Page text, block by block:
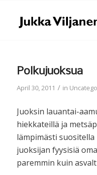
Polkujuoksua
April 30, 2011 / in
Juoksin lauantai-
hiekkateillä ja
lämpimästi
juoksijan fyysisiä
paremmin kuin